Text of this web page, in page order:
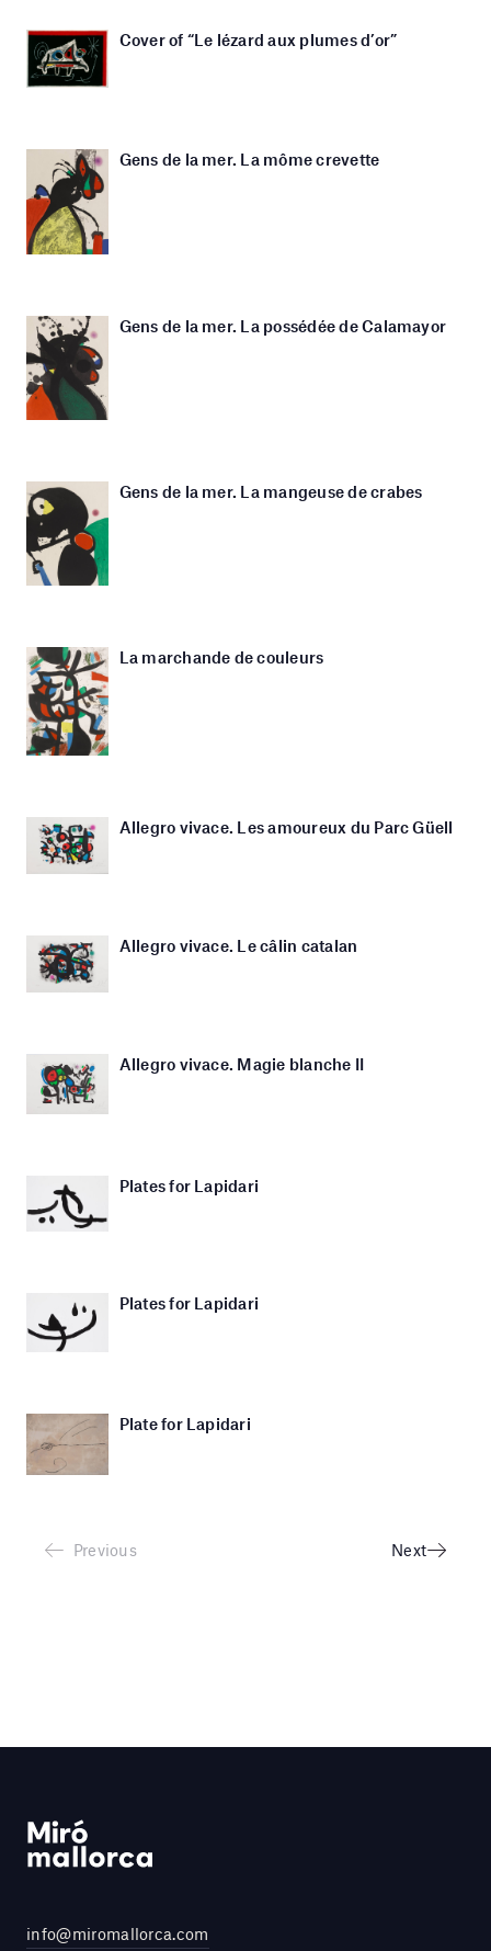
Cover of “Le lézard aux plumes d’or”
Gens de la mer. La môme crevette
Gens de la mer. La possédée de Calamayor
Gens de la mer. La mangeuse de crabes
La marchande de couleurs
Allegro vivace. Les amoureux du Parc Güell
Allegro vivace. Le câlin catalan
Allegro vivace. Magie blanche II
Plates for Lapidari
Plates for Lapidari
Plate for Lapidari
Previous Next
info@miromallorca.com